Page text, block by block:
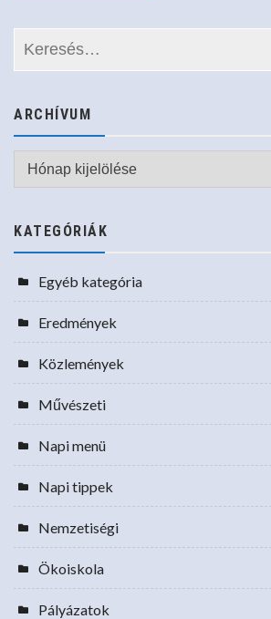
ARCHÍVUM
Archívum
KATEGÓRIÁK
Egyéb kategória
Eredmények
Közlemények
Művészeti
Napi menü
Napi tippek
Nemzetiségi
Ökoiskola
Pályázatok